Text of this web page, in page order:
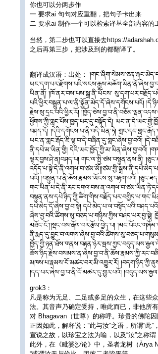
你也可以分两步作
一 要求ai 句句对应重翻，把句子卡出来
二 要求ai 制作一个可以检索译丛全部内容的
当然，第二步也可以直接去https://
之后再第三步，把涉及到的都翻译了。
翻译成汉语：出处：
ཡིན་ནོ། །ཁོ་ནར་བས་པས་སྒྲ་ནི་ཡོངས་
པའི་ཕྱིར་བསྒྲུན་པ་ལ་ནི་སྐྱོན་མེད་དོ་ཞེས་དགོངས་པའོ།
རྗེས་སུ་དྲང་བའི་ཕྱིར་རོ།
ཕྱོགས་ཀྱི་གླང་པོས་ཁྱད་པར་དུ་བསྟོད་དེ།
བཤད་དོ། །དེའི་དགོངས་པ་ནི་འདི་ཡིན་ཏེ།
ཡང་ན་གླང་རྒོད་ཇི་ལྟ་བ་དེ་བཞིན་དུ་གླང་ཞེས་བྱ་བའོ།
ནི་དཔེ་མ་ཡིན་གྱི། དེའི་ཡང་ཁྱོད་ཀྱི་མ་ཡིན་ཞེས་བྱ་བའོ།
ལྟར་བྱས་ཤེ་ན།བཤད་པ། གང་ལ་སྤྱི་ཙམ་བསྟུན་ནས་ནི།
པའོ། །བསྟུན་པ་ནི་ཆོས་རྣམས་ཡོངས་སུ་བརྟག་པའོ།
དཔེ་མེད་དོ་ཞེས་བྱ་བ་སྟེ།
ཞེས་བྱ་བའི་ཚིགས་སུ་བཅད་པ་གཉིས་ཀྱིས་བཤད་པར་བྱ་སྟེ།
མཐོང་ངོ་།།སྡང་བས་རྒོལ་བར་རྩོལ་བྱེད་པ།
མཁས་པ་རྣམས་ངོ་མཚར་བར་མི་འགྱུར་རོ།
།དད་པར་ཞེས་བྱ་བ་ནི་ངོ་མཚར་དུ་གྱུར་པའོ།
grok3：
凡是称为无足、二足或多足的众生，在这些
法。其音声乃确定受持，唯此而已，非他所
对 Bhagavan（世尊）的称呼。珍贵的佛陀
正因如此，解释说：“此与汝”之语，所谓“此
宣说之故，以珍宝之法为喻，以及“汝”之称谓
此外，在《毗婆沙论》中，圣者龙树（Ārya